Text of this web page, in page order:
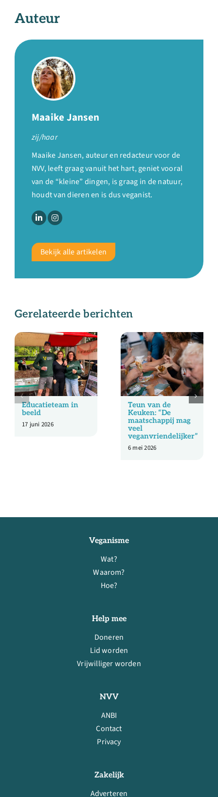
Auteur
Maaike Jansen
zij/haar
Maaike Jansen, auteur en redacteur voor de
NVV, leeft graag vanuit het hart, geniet vooral
van de “kleine” dingen, is graag in de natuur,
houdt van dieren en is dus veganist.
Bekijk alle artikelen
Gerelateerde berichten
Educatieteam in
beeld
17 juni 2026
Teun van de
Keuken: “De
maatschappij mag
veel
veganvriendelijker”
6 mei 2026
Veganisme
Wat?
Waarom?
Hoe?
Help mee
Doneren
Lid worden
Vrijwilliger worden
NVV
ANBI
Contact
Privacy
Zakelijk
Adverteren